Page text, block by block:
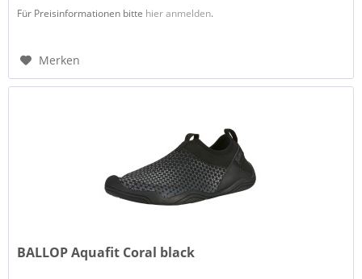
Für Preisinformationen bitte hier anmelden.
Merken
BALLOP Aquafit Coral black